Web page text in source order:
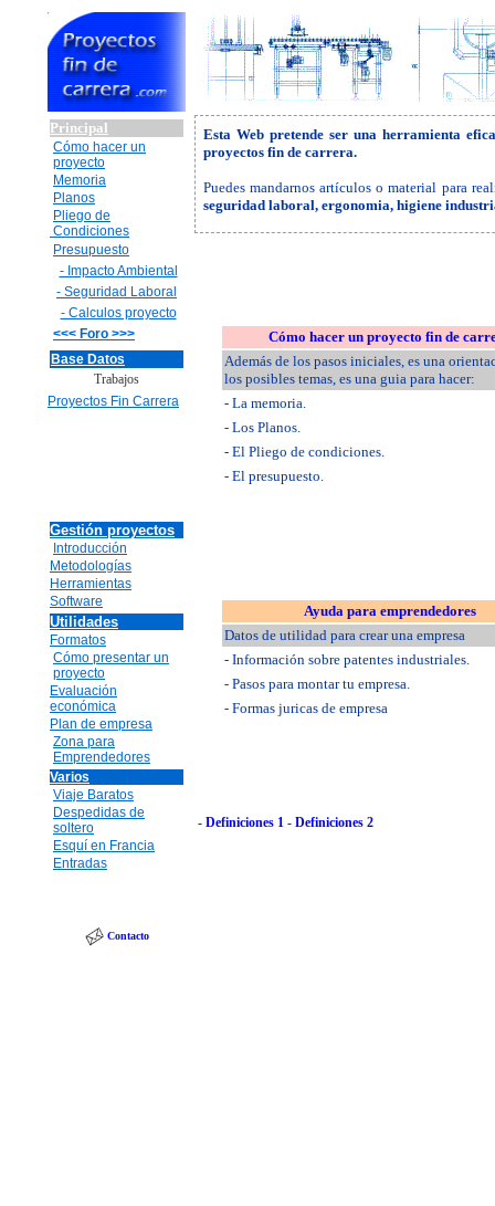
Principal
Cómo hacer un
proyecto
Memoria
Planos
Pliego de
Condiciones
Presupuesto
- Impacto Ambiental
- Seguridad Laboral
- Calculos proyecto
<<< Foro >>>
Base Datos
Trabajos
Proyectos Fin Carrera
Gestión proyectos
Introducción
Metodologías
Herramientas
Software
Utilidades
Formatos
Cómo presentar un
proyecto
Evaluación
económica
Plan de empresa
Zona para
Emprendedores
Varios
Viaje Baratos
Despedidas de
soltero
Esquí en Francia
Entradas
Contacto
Esta Web pretende ser una herramienta
proyectos fin de carrera.
Puedes mandarnos artículos o material para
seguridad laboral, ergonomia, higiene
Cómo hacer un proyecto fin de
Además de los pasos iniciales, es una
los posibles temas, es una guia para hacer:
- La memoria.
- Los Planos.
- El Pliego de condiciones.
- El presupuesto.
Ayuda para emprendedores
Datos de utilidad para crear una empresa
- Información sobre patentes industriales.
- Pasos para montar tu empresa.
- Formas juricas de empresa
- Definiciones 1 - Definiciones 2